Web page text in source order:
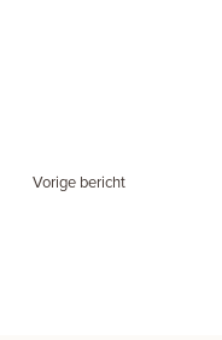
Vorige bericht